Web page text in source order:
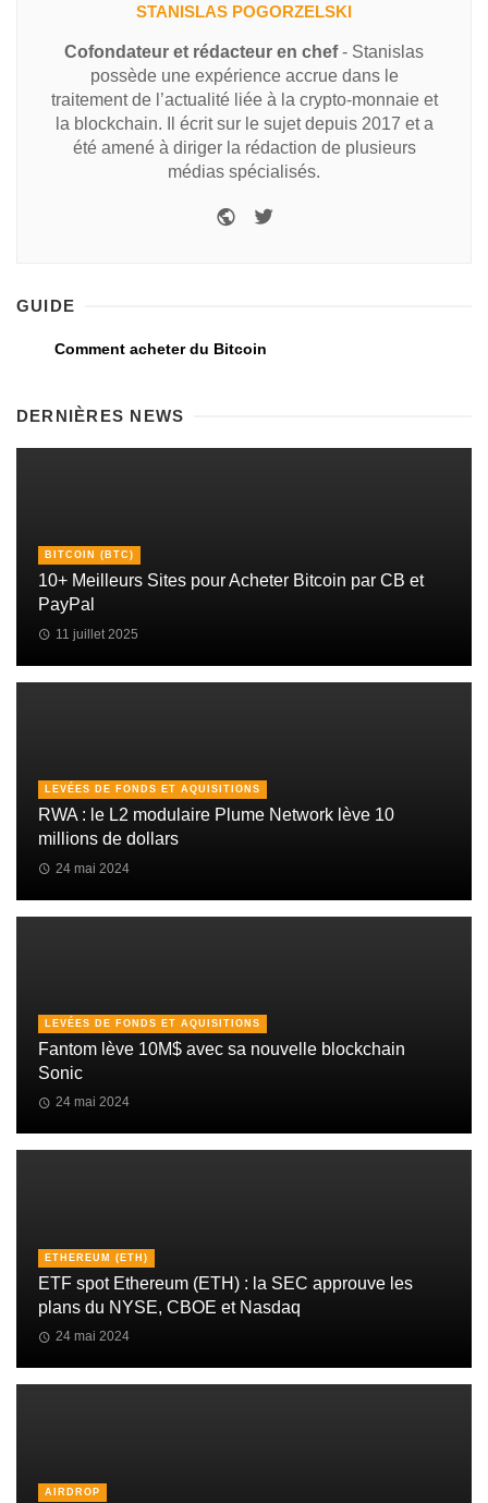
STANISLAS POGORZELSKI
Cofondateur et rédacteur en chef- Stanislas
possède une expérience accrue dans le
traitement de l’actualité liée à la crypto-monnaie et
la blockchain. Il écrit sur le sujet depuis 2017 et a
été amené à diriger la rédaction de plusieurs
médias spécialisés.
GUIDE
Comment acheter du Bitcoin
DERNIÈRES NEWS
BITCOIN (BTC)
10+ Meilleurs Sites pour Acheter Bitcoin par CB et
PayPal
11 juillet 2025
LEVÉES DE FONDS ET AQUISITIONS
RWA : le L2 modulaire Plume Network lève 10
millions de dollars
24 mai 2024
LEVÉES DE FONDS ET AQUISITIONS
Fantom lève 10M$ avec sa nouvelle blockchain
Sonic
24 mai 2024
ETHEREUM (ETH)
ETF spot Ethereum (ETH) : la SEC approuve les
plans du NYSE, CBOE et Nasdaq
24 mai 2024
AIRDROP